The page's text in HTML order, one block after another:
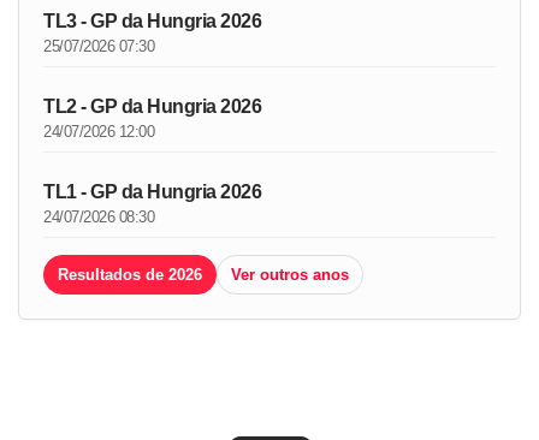
TL3 - GP da Hungria 2026
25/07/2026 07:30
TL2 - GP da Hungria 2026
24/07/2026 12:00
TL1 - GP da Hungria 2026
24/07/2026 08:30
Resultados de 2026 Ver outros anos